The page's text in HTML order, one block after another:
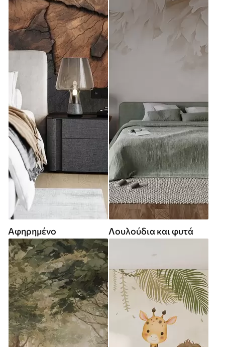
Αφηρημένο Λουλούδια και φυτά